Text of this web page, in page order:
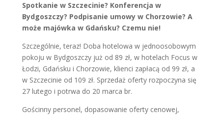
Spotkanie w Szczecinie? Konferencja w
Bydgoszczy? Podpisanie umowy w Chorzowie? A
może majówka w Gdańsku? Czemu nie!
Szczególnie, teraz! Doba hotelowa w jednoosobowym
pokoju w Bydgoszczy już od 89 zł, w hotelach Focus w
Łodzi, Gdańsku i Chorzowie, klienci zapłacą od 99 zł, a
w Szczecinie od 109 zł. Sprzedaż oferty rozpoczyna się
27 lutego i potrwa do 20 marca br.
Gościnny personel, dopasowanie oferty cenowej,